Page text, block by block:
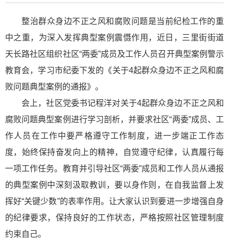
整治群众身边不正之风和腐败问题是当前纪检工作的重
中之重，为深入发挥典型案例震慑作用，近日，三里街街道
天长路社区组织社区“两委”成员及工作人员召开典型案例警示
教育会，学习市纪委下发的《关于4起群众身边不正之风和腐
败问题典型案例的通报》。
会上，社区党委书记程洋对关于4起群众身边不正之风和
腐败问题典型案例进行学习剖析，并要求社区“两委”成员、工
作人员在工作中要严格遵守工作制度，进一步端正工作态
度，始终保持奋发向上的精神，自觉遵守纪律，认真履行每
一项工作任务。教育并引导社区“两委”成员和工作人员从通报
的典型案例中深刻汲取教训，要以身作则，在自我监督上发
挥好“关键少数”的表率作用。让大家认识到要进一步增强自身
的纪律要求，保持良好的工作状态，严格按照社区管理制度
约束自己。